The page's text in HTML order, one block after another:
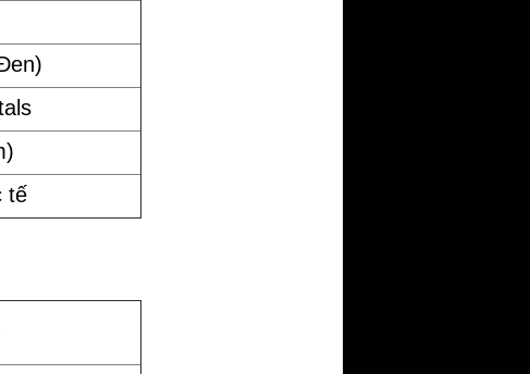
tế